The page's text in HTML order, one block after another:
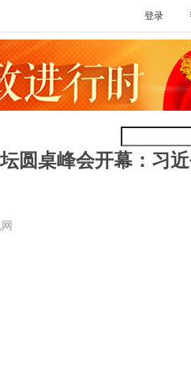
登录
圆桌峰会开幕：习